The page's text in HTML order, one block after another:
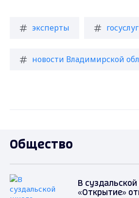
эксперты
новости Владимирской
Общество
В
«Открытие»